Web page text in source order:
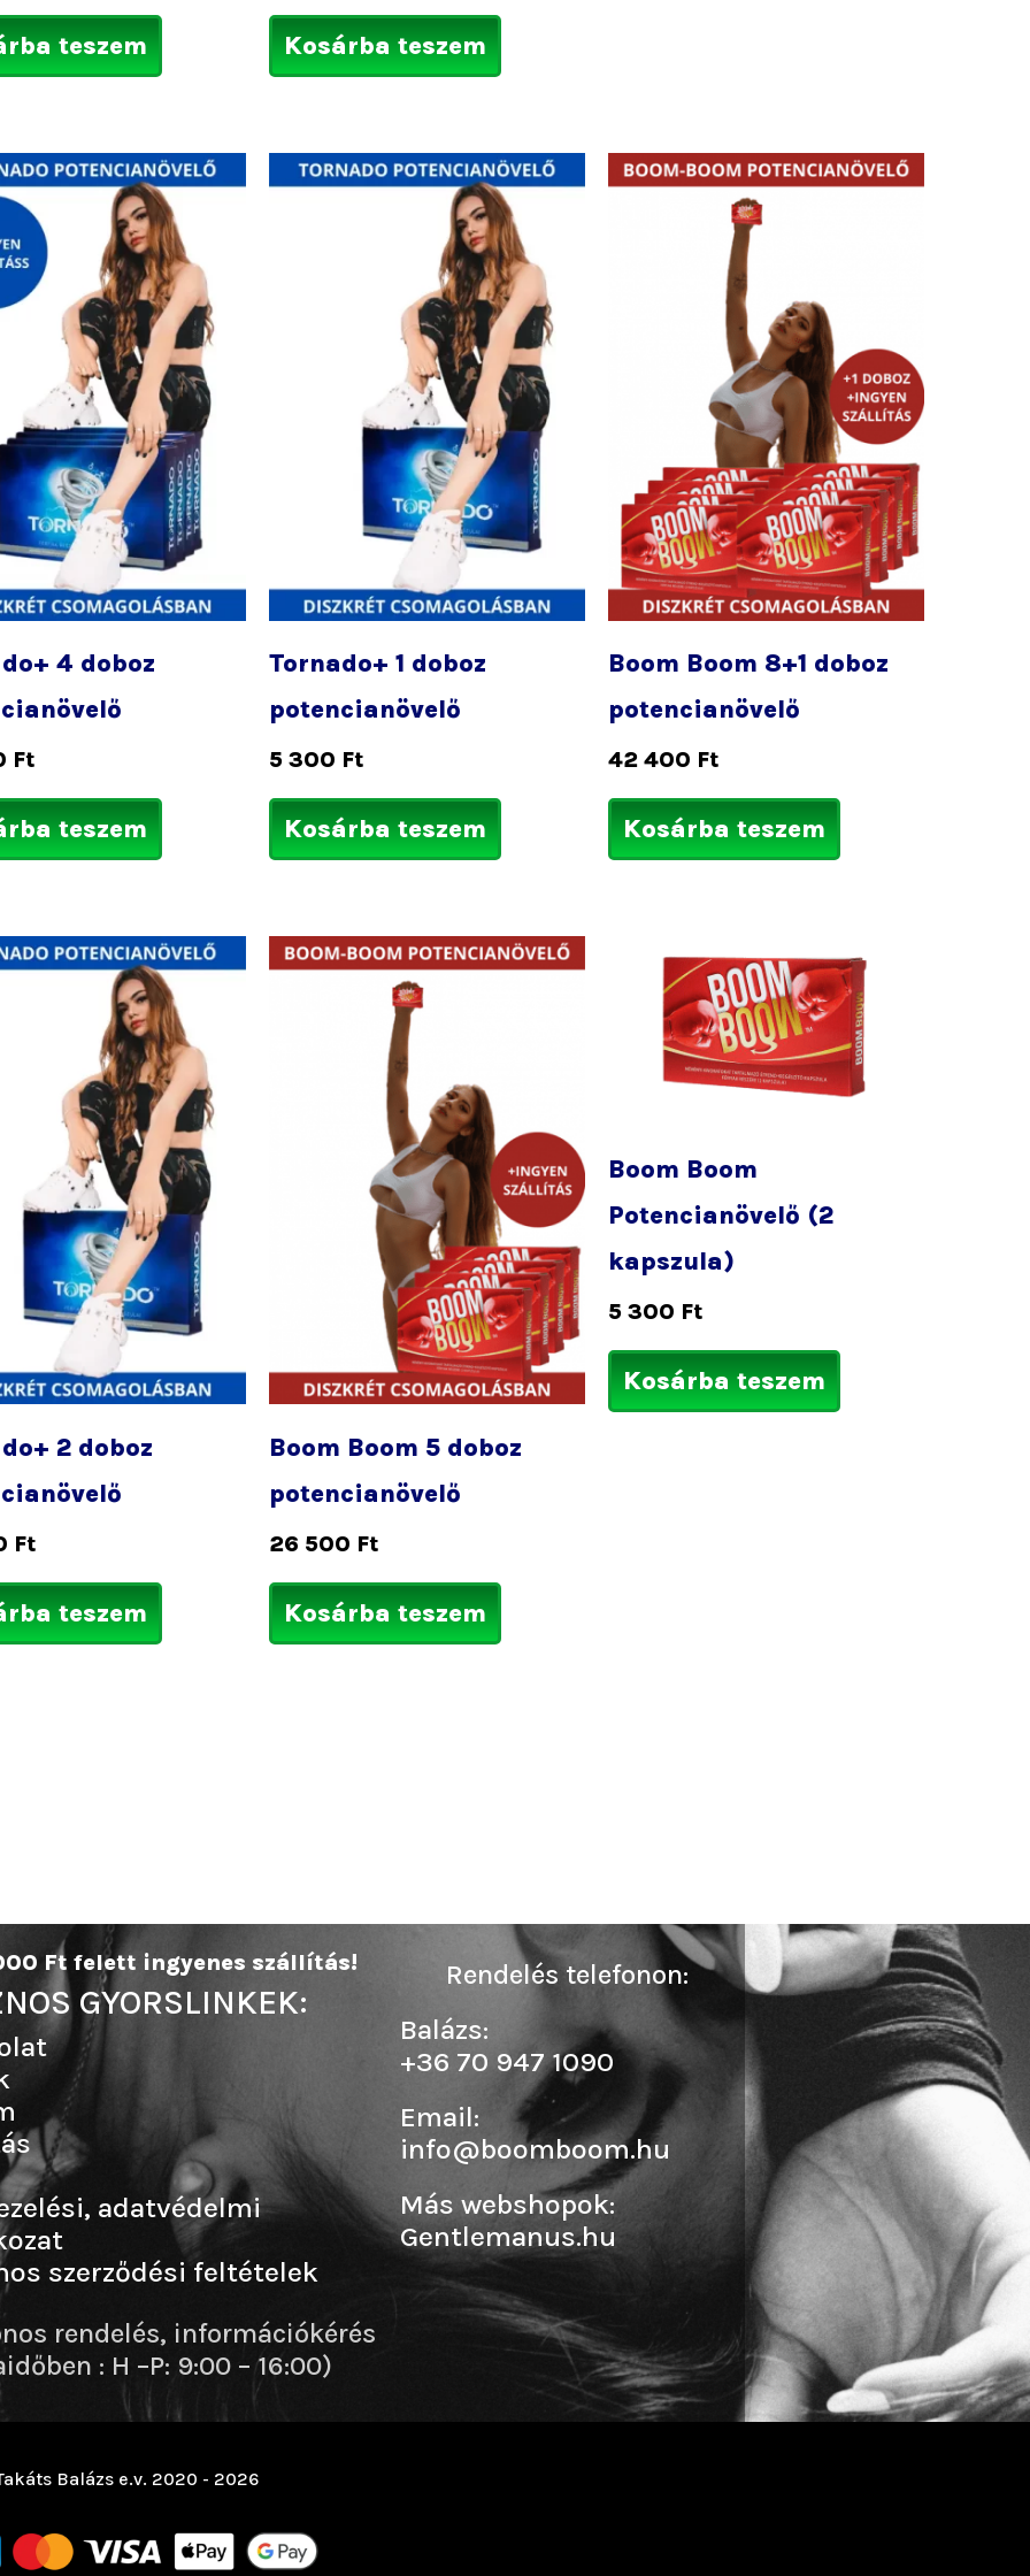
teszem Kosárba teszem
4 doboz
Ft
teszem
Tornado+ 1 doboz
potencianövelő
5 300 Ft
Kosárba teszem
Boom Boom 8+1 doboz
potencianövelő
42 400 Ft
Kosárba teszem
2 doboz
Ft
teszem
Boom Boom 5 doboz
potencianövelő
26 500 Ft
Kosárba teszem
Boom Boom
Potencianövelő (2
kapszula)
5 300 Ft
Kosárba teszem
Ft felett ingyenes szállítás!
GYORSLINKEK:
adatvédelmi
szerződési feltételek
rendelés, információkérés
: H –P: 9:00 – 16:00)
Rendelés telefonon:
Balázs:
+36 70 947 1090
Email:
info@boomboom.hu
Más webshopok:
Gentlemanus.hu
Balázs e.v. 2020 - 2026